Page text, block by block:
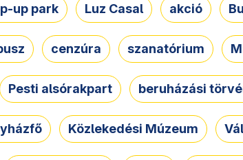
up park Luz Casal akció
cenzúra szanatórium
Pesti alsórakpart beruházási
Közlekedési Múzeum